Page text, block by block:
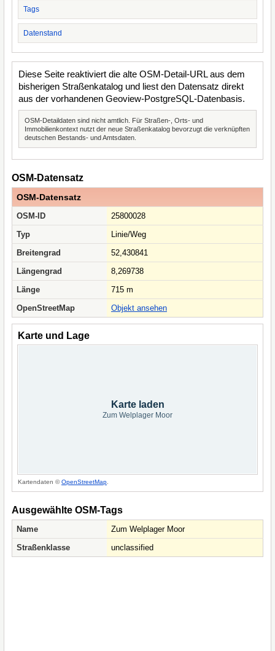
Tags
Datenstand
Diese Seite reaktiviert die alte OSM-Detail-URL aus dem
bisherigen Straßenkatalog und liest den Datensatz direkt
aus der vorhandenen Geoview-PostgreSQL-Datenbasis.
OSM-Detaildaten sind nicht amtlich. Für Straßen-, Orts- und
Immobilienkontext nutzt der neue Straßenkatalog bevorzugt die verknüpften
deutschen Bestands- und Amtsdaten.
OSM-Datensatz
OSM-Datensatz
OSM-ID
25800028
Typ
Linie/Weg
Breitengrad
52,430841
Längengrad
8,269738
Länge
715 m
OpenStreetMap
Objekt ansehen
Karte und Lage
Karte laden
Zum Welplager Moor
Kartendaten ©OpenStreetMap
Ausgewählte OSM-Tags
Name
Zum Welplager Moor
Straßenklasse
unclassified